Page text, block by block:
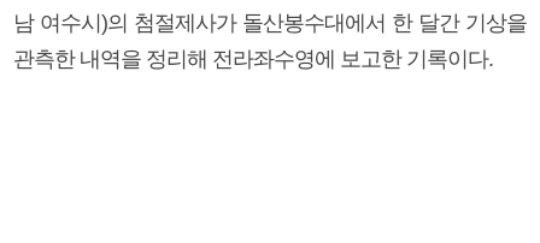
남 여수시)의 첨절제사가 돌산봉수대에서 한 달간 기상을
관측한 내역을 정리해 전라좌수영에 보고한 기록이다.